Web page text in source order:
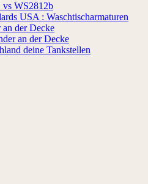
vs WS2812b
USA : Waschtischarmaturen
an der Decke
an der Decke
deine Tankstellen